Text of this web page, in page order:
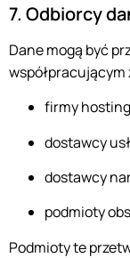
7. Odbiorcy
Dane mogą być
firmy
dostawcy
dostawcy
podmioty
Podmioty te